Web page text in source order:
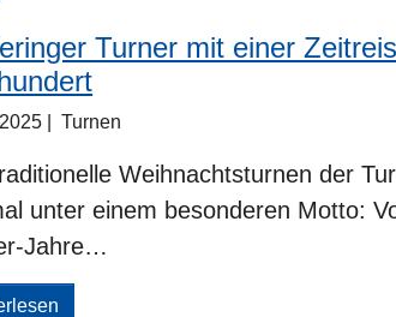
Turner mit einer
Turnen
Weihnachtsturnen der
unter einem besonderen Motto:
Jahre…